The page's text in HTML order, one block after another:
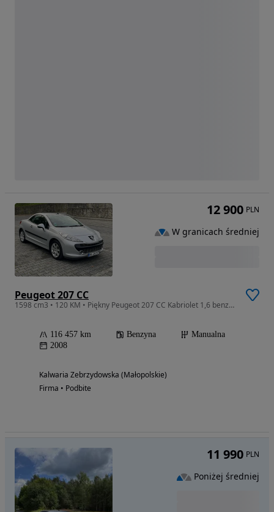
Peugeot 207 CC
1598 cm3 • 120 KM • Piękny Peugeot 207 CC Kabriolet 1,6 benzyna z Niemiec Opłacony w PL
116 457 km Benzyna
Manualna
2008
Kalwaria Zebrzydowska (Małopolskie)
Firma • Podbite
12 900 PLN
W granicach średniej
11 990 PLN
Poniżej średniej